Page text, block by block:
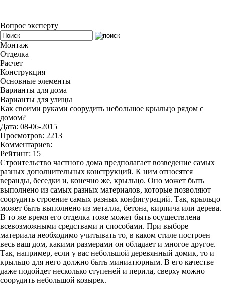
Вопрос эксперту
Монтаж
Отделка
Расчет
Конструкция
Основные элементы
Варианты для дома
Варианты для улицы
Как своими руками соорудить небольшое крыльцо рядом с
домом?
Дата: 08-06-2015
Просмотров: 2213
Комментариев:
Рейтинг: 15
Строительство частного дома предполагает возведение самых
разных дополнительных конструкций. К ним относятся
веранды, беседки и, конечно же, крыльцо. Оно может быть
выполнено из самых разных материалов, которые позволяют
соорудить строение самых разных конфигураций. Так, крыльцо
может быть выполнено из металла, бетона, кирпича или дерева.
В то же время его отделка тоже может быть осуществлена
всевозможными средствами и способами. При выборе
материала необходимо учитывать то, в каком стиле построен
весь ваш дом, какими размерами он обладает и многое другое.
Так, например, если у вас небольшой деревянный домик, то и
крыльцо для него должно быть миниатюрным. В его качестве
даже подойдет несколько ступеней и перила, сверху можно
соорудить небольшой козырек.